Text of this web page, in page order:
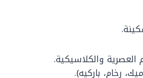
العصرية والكلاسيكية.
رخام، باركيه).